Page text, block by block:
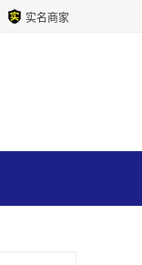
实名商家